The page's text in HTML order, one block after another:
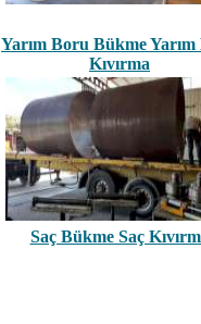
Yarım Boru Bükme
Kıvırma
Saç Bükme Saç